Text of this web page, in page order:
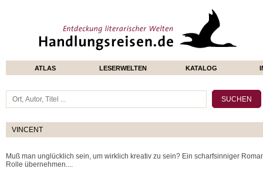
ATLAS LESERWELTEN KATALOG
VINCENT
Muß man unglücklich sein, um wirklich kreativ zu sein? Ein scharfsinniger
Rolle übernehmen....